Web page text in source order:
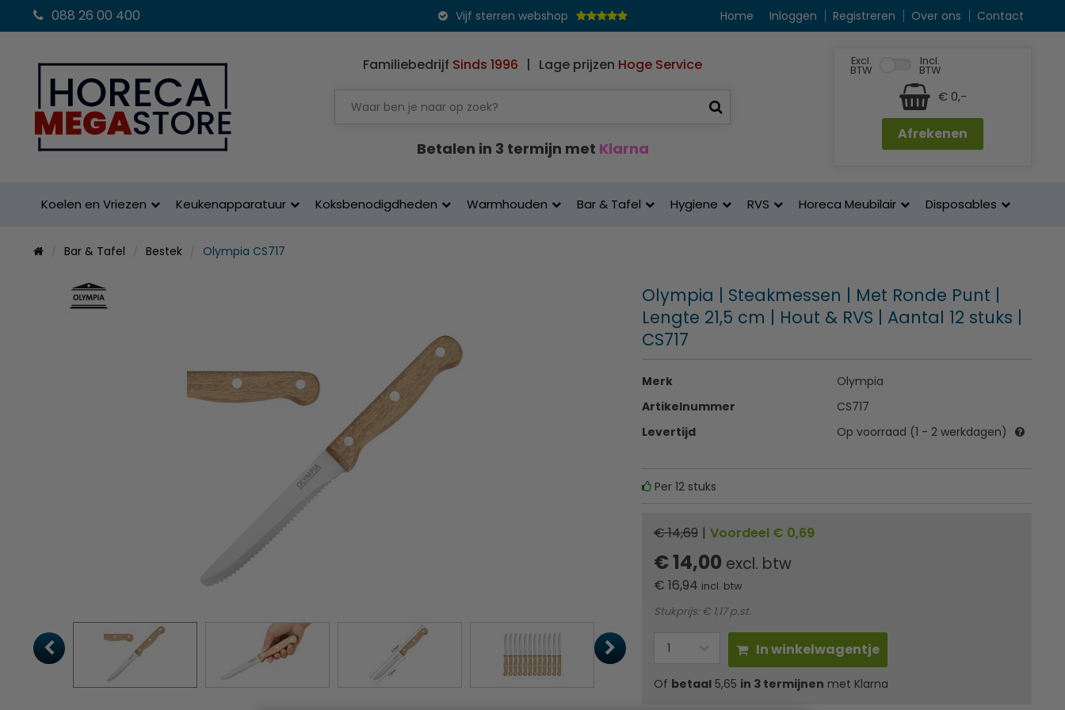
088 26 00 400 Vijf sterren webshop Home Inloggen Registreren Over ons Contact
Familiebedrijf Sinds 1996 | Lage prijzen Hoge Service
Betalen in 3 termijn met Klarna
Excl.
BTW
Incl.
BTW
€ 0,-
Afrekenen
Koelen en Vriezen Keukenapparatuur Koksbenodigdheden Warmhouden Bar & Tafel Hygiene RVS Horeca Meubilair Disposables
Bar & Tafel Bestek Olympia CS717
Olympia | Steakmessen | Met Ronde Punt |
Lengte 21,5 cm | Hout & RVS | Aantal 12 stuks |
CS717
Merk
Olympia
Artikelnummer
CS717
Levertijd
Op voorraad (1 - 2 werkdagen)
Per 12 stuks
€ 14,69 | Voordeel € 0,69
€ 14,00 excl. btw
€ 16,94 incl. btw
Stukprijs: € 1,17 p.st.
In winkelwagentje
Of betaal5,65 in 3 termijnen met Klarna